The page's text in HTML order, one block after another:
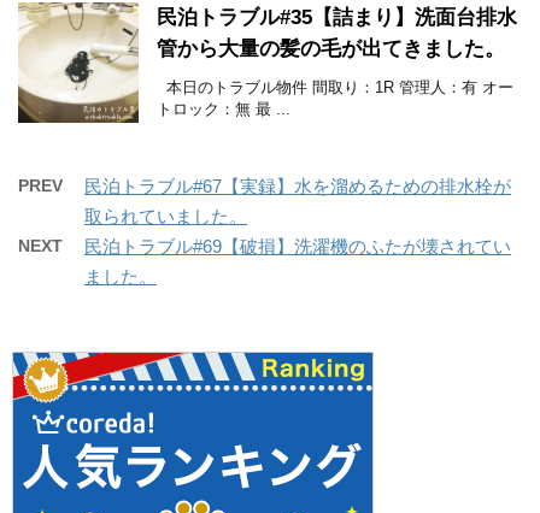
民泊トラブル#35【詰まり】洗面台排水
管から大量の髪の毛が出てきました。
本日のトラブル物件 間取り：1R 管理人：有 オー
トロック：無 最 ...
PREV
民泊トラブル#67【実録】水を溜めるための排水栓が
取られていました。
NEXT
民泊トラブル#69【破損】洗濯機のふたが壊されてい
ました。